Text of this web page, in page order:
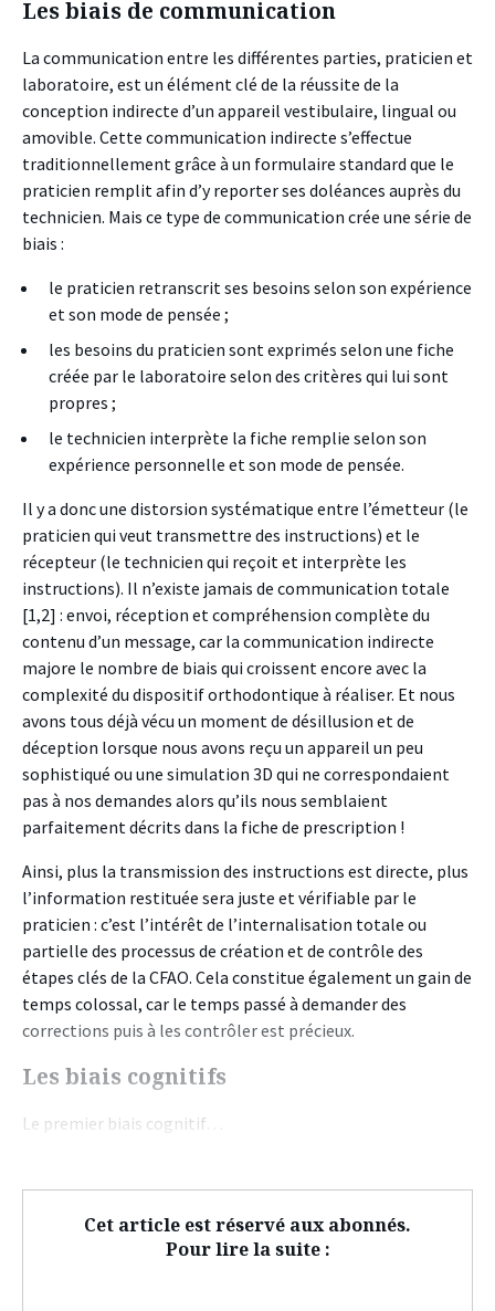
Les biais de communication
La communication entre les différentes parties, praticien et
laboratoire, est un élément clé de la réussite de la
conception indirecte d’un appareil vestibulaire, lingual ou
amovible. Cette communication indirecte s’effectue
traditionnellement grâce à un formulaire standard que le
praticien remplit afin d’y reporter ses doléances auprès du
technicien. Mais ce type de communication crée une série de
biais :
le praticien retranscrit ses besoins selon son expérience
et son mode de pensée ;
les besoins du praticien sont exprimés selon une fiche
créée par le laboratoire selon des critères qui lui sont
propres ;
le technicien interprète la fiche remplie selon son
expérience personnelle et son mode de pensée.
Il y a donc une distorsion systématique entre l’émetteur (le
praticien qui veut transmettre des instructions) et le
récepteur (le technicien qui reçoit et interprète les
instructions). Il n’existe jamais de communication totale
[1,2] : envoi, réception et compréhension complète du
contenu d’un message, car la communication indirecte
majore le nombre de biais qui croissent encore avec la
complexité du dispositif orthodontique à réaliser. Et nous
avons tous déjà vécu un moment de désillusion et de
déception lorsque nous avons reçu un appareil un peu
sophistiqué ou une simulation 3D qui ne correspondaient
pas à nos demandes alors qu’ils nous semblaient
parfaitement décrits dans la fiche de prescription !
Ainsi, plus la transmission des instructions est directe, plus
l’information restituée sera juste et vérifiable par le
praticien : c’est l’intérêt de l’internalisation totale ou
partielle des processus de création et de contrôle des
étapes clés de la CFAO. Cela constitue également un gain de
temps colossal, car le temps passé à demander des
corrections puis à les contrôler est précieux.
Les biais cognitifs
Le premier biais cognitif…
Cet article est réservé aux abonnés.
Pour lire la suite :